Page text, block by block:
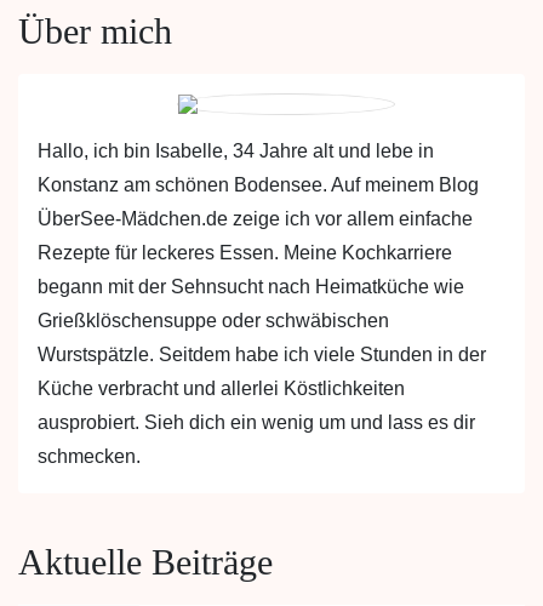
Über mich
Hallo, ich bin Isabelle, 34 Jahre alt und lebe in
Konstanz am schönen Bodensee. Auf meinem Blog
ÜberSee-Mädchen.de zeige ich vor allem einfache
Rezepte für leckeres Essen. Meine Kochkarriere
begann mit der Sehnsucht nach Heimatküche wie
Grießklöschensuppe oder schwäbischen
Wurstspätzle. Seitdem habe ich viele Stunden in der
Küche verbracht und allerlei Köstlichkeiten
ausprobiert. Sieh dich ein wenig um und lass es dir
schmecken.
Aktuelle Beiträge